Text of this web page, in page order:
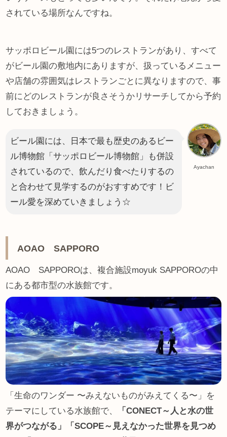
されている場所なんですね。
サッポロビール園には5つのレストランがあり、すべて
がビール園の敷地内にありますが、扱っているメニュー
や店舗の雰囲気はレストランごとに異なりますので、事
前にどのレストランが良さそうかリサーチしてから予約
しておきましょう。
Ayachan
ビール園には、日本で最も歴史のあるビー
ル博物館「サッポロビール博物館」も併設
されているので、飲んだり食べたりするの
と合わせて見学するのがおすすめです！ビ
ール愛を深めていきましょう☆
AOAO SAPPORO
AOAO SAPPOROは、複合施設moyuk SAPPOROの中
にある都市型の水族館です。
「生命のワンダー 〜みえないものがみえてくる〜」を
テーマにしている水族館で、
「CONECT～人と水の世
界がつながる」「SCOPE～見えなかった世界を見つめ